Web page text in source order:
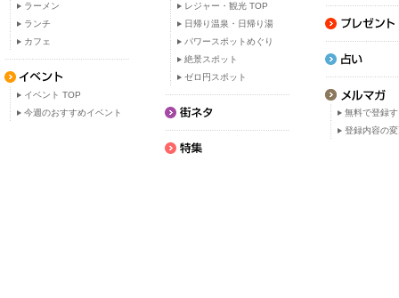
ラーメン
ランチ
カフェ
イベント TOP
今週のおすすめイベント
レジャー・観光 TOP
日帰り温泉・日帰り湯
パワースポットめぐり
絶景スポット
ゼロ円スポット
無料で登録
登録内容の